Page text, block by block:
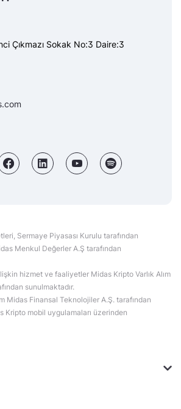
Çıkmazı Sokak No:3 Daire:3
Sermaye Piyasası Kurulu tarafından
Menkul Değerler A.Ş tarafından
hizmet ve faaliyetler Midas Kripto Varlık Alım
sunulmaktadır.
Midas Finansal Teknolojiler A.Ş. tarafından
Kripto mobil uygulamaları üzerinden